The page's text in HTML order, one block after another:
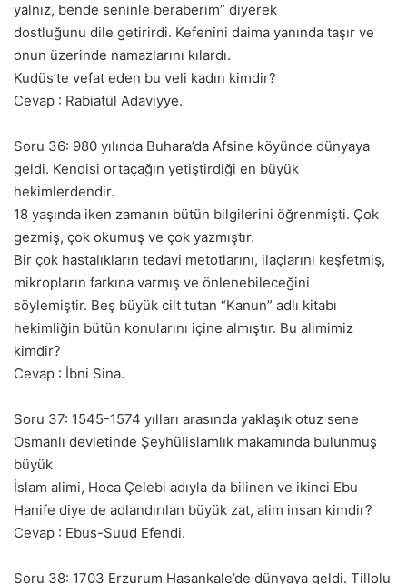
yalnız, bende seninle beraberim” diyerek
dostluğunu dile getirirdi. Kefenini daima yanında taşır ve
onun üzerinde namazlarını kılardı.
Kudüs’te vefat eden bu veli kadın kimdir?
Cevap : Rabiatül Adaviyye.
Soru 36: 980 yılında Buhara’da Afsine köyünde dünyaya
geldi. Kendisi ortaçağın yetiştirdiği en büyük
hekimlerdendir.
18 yaşında iken zamanın bütün bilgilerini öğrenmişti. Çok
gezmiş, çok okumuş ve çok yazmıştır.
Bir çok hastalıkların tedavi metotlarını, ilaçlarını keşfetmiş,
mikropların farkına varmış ve önlenebileceğini
söylemiştir. Beş büyük cilt tutan “Kanun” adlı kitabı
hekimliğin bütün konularını içine almıştır. Bu alimimiz
kimdir?
Cevap : İbni Sina.
Soru 37: 1545-1574 yılları arasında yaklaşık otuz sene
Osmanlı devletinde Şeyhülislamlık makamında bulunmuş
büyük
İslam alimi, Hoca Çelebi adıyla da bilinen ve ikinci Ebu
Hanife diye de adlandırılan büyük zat, alim insan kimdir?
Cevap : Ebus-Suud Efendi.
Soru 38: 1703 Erzurum Hasankale’de dünyaya geldi. Tillolu